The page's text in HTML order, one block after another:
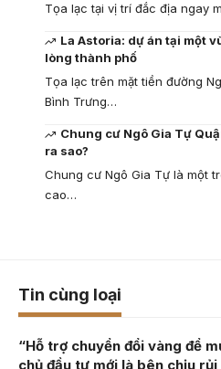
Tọa lạc tại vị trí đắc địa ngay
La Astoria: dự án tại một
lòng thành phố
Tọa lạc trên mặt tiền đường
Bình Trưng…
Chung cư Ngô Gia Tự
ra sao?
Chung cư Ngô Gia Tự là một
cao…
Tin cùng loại
“Hỗ trợ chuyển đổi vàng để
chủ đầu tư mới là bên chịu